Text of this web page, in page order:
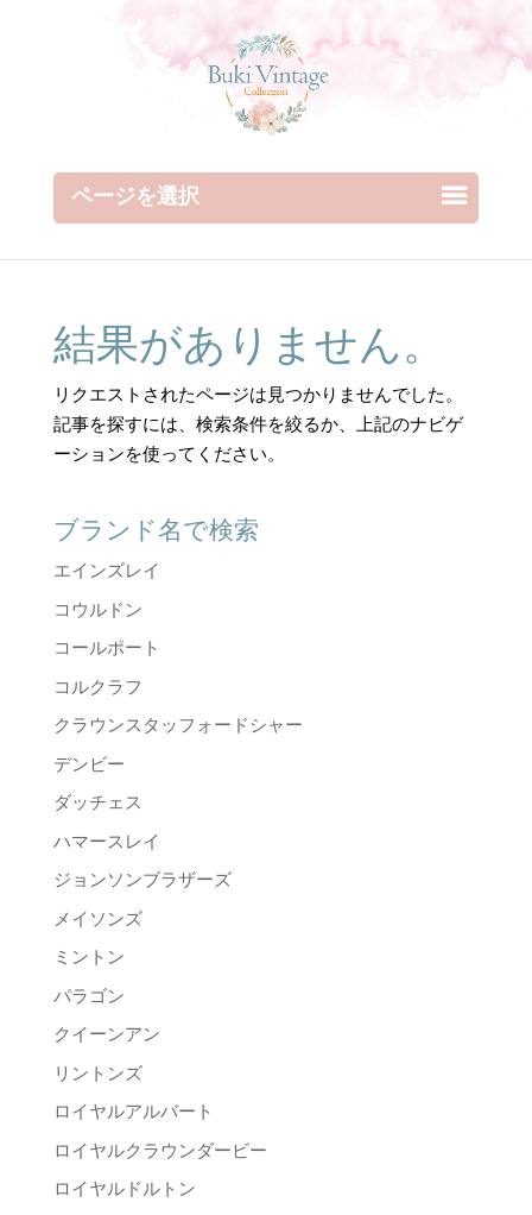
ページを選択
結果がありません。
リクエストされたページは見つかりませんでした。
記事を探すには、検索条件を絞るか、上記のナビゲ
ーションを使ってください。
ブランド名で検索
エインズレイ
コウルドン
コールポート
コルクラフ
クラウンスタッフォードシャー
デンビー
ダッチェス
ハマースレイ
ジョンソンブラザーズ
メイソンズ
ミントン
パラゴン
クイーンアン
リントンズ
ロイヤルアルバート
ロイヤルクラウンダービー
ロイヤルドルトン